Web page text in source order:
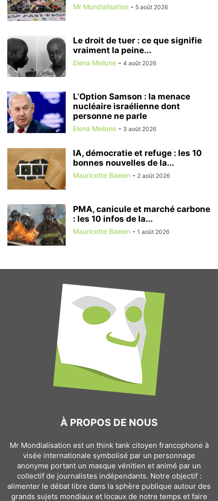
Mr Mondialisation - 5 août 2026
Le droit de tuer : ce que signifie
vraiment la peine...
Elena Meilune - 4 août 2026
L’Option Samson : la menace
nucléaire israélienne dont
personne ne parle
Elena Meilune - 3 août 2026
IA, démocratie et refuge : les 10
bonnes nouvelles de la...
Mauricette Baelen - 2 août 2026
PMA, canicule et marché carbone
: les 10 infos de la...
Mauricette Baelen - 1 août 2026
À PROPOS DE NOUS
Mr Mondialisation est un think tank citoyen francophone à
visée internationale symbolisé par un personnage
anonyme portant un masque vénitien et animé par un
collectif de journalistes indépendants. Notre objectif :
alimenter le débat libre dans la sphère publique autour des
grands sujets mondiaux et locaux de notre temps et faire